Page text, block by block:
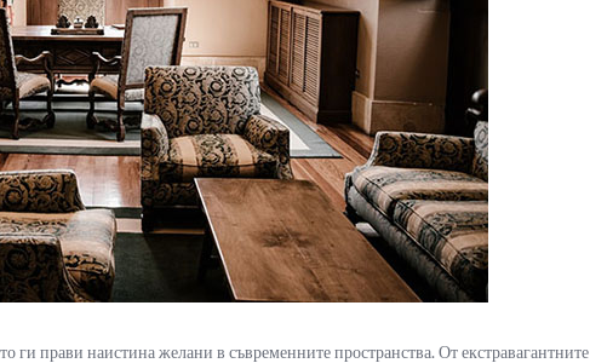
ги прави наистина желани в съвременните пространства. От екстравагантните